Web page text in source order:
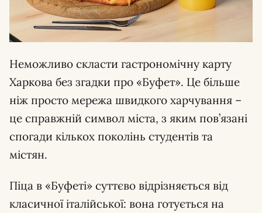
Неможливо скласти гастрономічну карту
Харкова без згадки про «Буфет». Це більше
ніж просто мережа швидкого харчування –
це справжній символ міста, з яким пов’язані
спогади кількох поколінь студентів та
містян.
Піца в «Буфеті» суттєво відрізняється від
класичної італійської: вона готується на